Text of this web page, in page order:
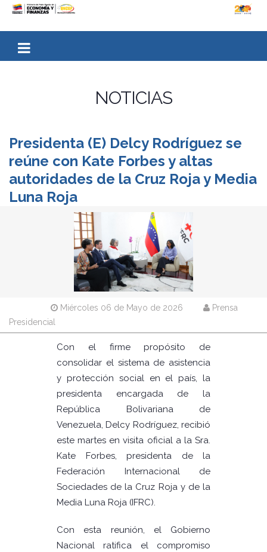
NOTICIAS
Presidenta (E) Delcy Rodríguez se
reúne con Kate Forbes y altas
autoridades de la Cruz Roja y Media
Luna Roja
Miércoles 06 de Mayo de 2026
Prensa
Presidencial
Con el firme propósito de
consolidar el sistema de asistencia
y protección social en el país, la
presidenta encargada de la
República Bolivariana de
Venezuela, Delcy Rodríguez, recibió
este martes en visita oficial a la Sra.
Kate Forbes, presidenta de la
Federación Internacional de
Sociedades de la Cruz Roja y de la
Media Luna Roja (IFRC).
Con esta reunión, el Gobierno
Nacional ratifica el compromiso